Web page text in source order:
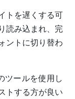
トを遅くする可
読み込まれ、完
ントに切り替わ
ツールを使用し
トする方が良い